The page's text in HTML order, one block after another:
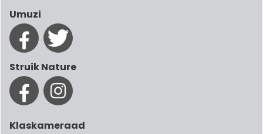
Umuzi
Struik Nature
Klaskameraad